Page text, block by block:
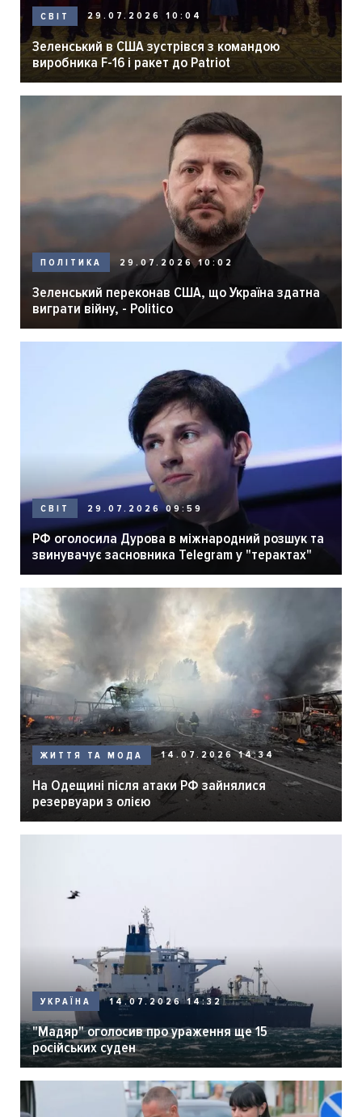
СВІТ 29.07.2026 10:04
Зеленський в США зустрівся з командою
виробника F-16 і ракет до Patriot
ПОЛІТИКА 29.07.2026 10:02
Зеленський переконав США, що Україна здатна
виграти війну, - Politico
СВІТ 29.07.2026 09:59
РФ оголосила Дурова в міжнародний розшук та
звинувачує засновника Telegram у "терактах"
ЖИТТЯ ТА МОДА 14.07.2026 14:34
На Одещині після атаки РФ зайнялися
резервуари з олією
УКРАЇНА 14.07.2026 14:32
"Мадяр" оголосив про ураження ще 15
російських суден